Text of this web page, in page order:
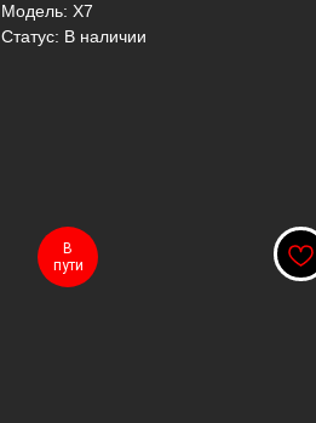
Модель: X7
Статус: В наличии
В
пути